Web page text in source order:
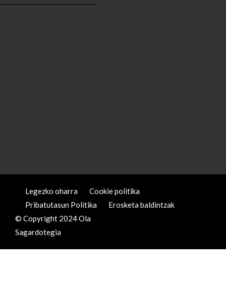
Legezko oharra
Cookie politika
Pribatutasun Politika
Erosketa baldintzak
© Copyright 2024 Ola
Sagardotegia